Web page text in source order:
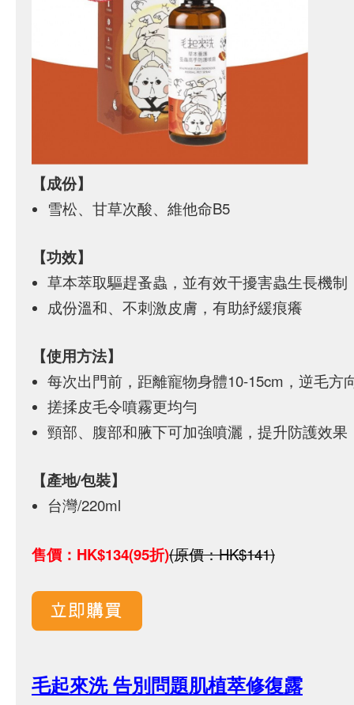
【成份】
雪松、甘草次酸、維他命B5
【功效】
草本萃取驅趕蚤蟲，並有效干擾害蟲生長機制
成份溫和、不刺激皮膚，有助紓緩痕癢
【使用方法】
每次出門前，距離寵物身體10-15cm，逆毛方
搓揉皮毛令噴霧更均勻
頸部、腹部和腋下可加強噴灑，提升防護效果
【產地/包裝】
台灣/220ml
售價：HK$134(95折)(原價：HK$141)
毛起來洗 告別問題肌植萃修復露